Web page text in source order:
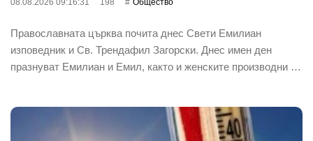
Православната църква почита днес Свети Емилиан
изповедник и Св. Трендафил Загорски. Днес имен ден
празнуват Емилиан и Емил, както и женските производни …